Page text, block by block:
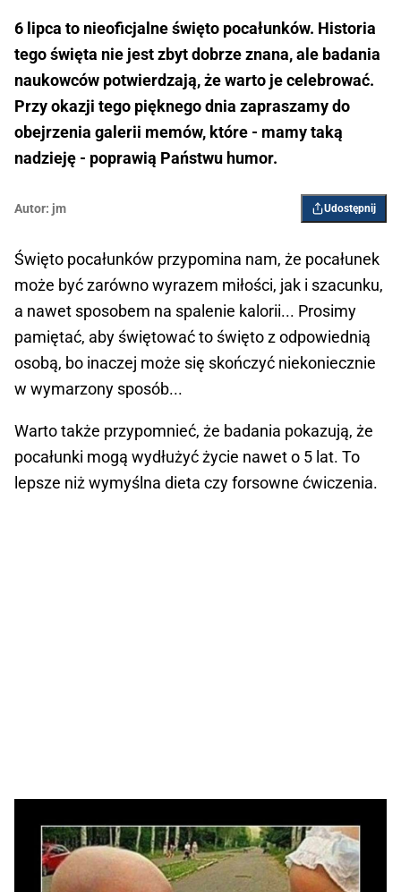
6 lipca to nieoficjalne święto pocałunków. Historia
tego święta nie jest zbyt dobrze znana, ale badania
naukowców potwierdzają, że warto je celebrować.
Przy okazji tego pięknego dnia zapraszamy do
obejrzenia galerii memów, które - mamy taką
nadzieję - poprawią Państwu humor.
Autor: jm Udostępnij
Święto pocałunków przypomina nam, że pocałunek
może być zarówno wyrazem miłości, jak i szacunku,
a nawet sposobem na spalenie kalorii... Prosimy
pamiętać, aby świętować to święto z odpowiednią
osobą, bo inaczej może się skończyć niekoniecznie
w wymarzony sposób...
Warto także przypomnieć, że badania pokazują, że
pocałunki mogą wydłużyć życie nawet o 5 lat. To
lepsze niż wymyślna dieta czy forsowne ćwiczenia.